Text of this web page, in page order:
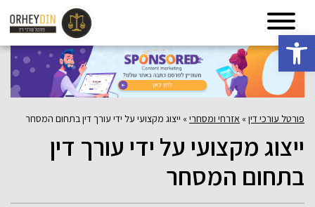
פתח סרגל נגישות
פורטל עורכי דין» אזרחי ומסחרי» ייצוג מקצועי על ידי עורך דין בתחום המסחר
ייצוג מקצועי על ידי עורך דין
בתחום המסחר